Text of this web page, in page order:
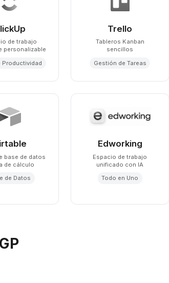
de trabajo
personalizable
Productividad
Trello
Tableros Kanban
sencillos
Gestión de Tareas
base de datos
de cálculo
de Datos
Edworking
Espacio de trabajo
unificado con IA
Todo en Uno